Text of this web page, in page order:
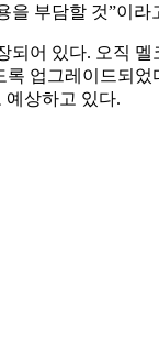
을 부담할 것”이라
어 있다. 오직
업그레이드되
예상하고 있다.